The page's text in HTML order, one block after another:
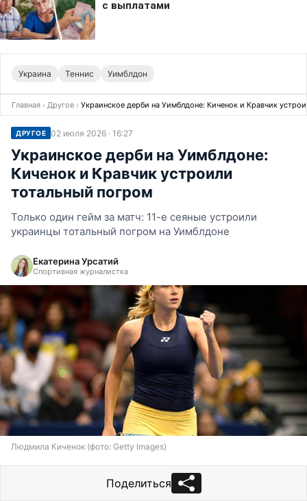
Украина Теннис Уимблдон
Главная › Другое › Украинское дерби на Уимблдоне: Киченок и Кравчик
ДРУГОЕ 02 июля 2026 · 16:27
Украинское дерби на Уимблдоне:
Киченок и Кравчик устроили
тотальный погром
Только один гейм за матч: 11-е сеяные устроили
украинцы тотальный погром на Уимблдоне
Екатерина Урсатий
Спортивная журналистка
Людмила Киченок (фото: Getty Images)
Поделиться